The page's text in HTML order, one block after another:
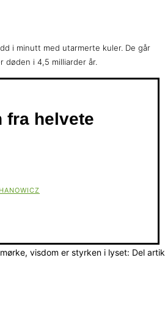
i minutt med utarmerte kuler. De går
døden i 4,5 milliarder år.
fra helvete
visdom er styrken i lyset: Del